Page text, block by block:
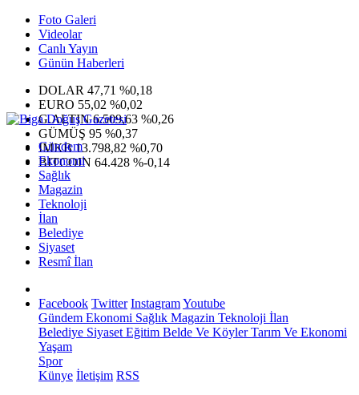
Foto Galeri
Videolar
Canlı Yayın
Günün Haberleri
DOLAR 47,71 %0,18
EURO 55,02 %0,02
G.ALTIN6.509,63 %0,26
GÜMÜŞ 95 %0,37
IMKB13.798,82 %0,70
BITCOIN 64.428 %-0,14
Gündem
Ekonomi
Sağlık
Magazin
Teknoloji
İlan
Belediye
Siyaset
Resmî İlan
Facebook Twitter InstagramYoutube
Gündem Ekonomi Sağlık Magazin Teknoloji İlan
Belediye Siyaset Eğitim Belde Ve KöylerTarım Ve Ekonomi
Yaşam
Spor
Künye İletişim RSS